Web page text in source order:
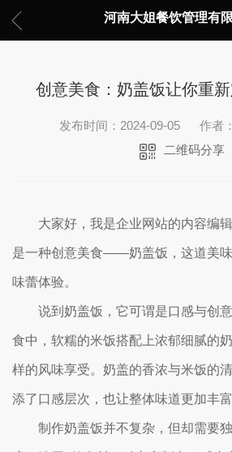
河南大姐餐饮管理有
创意美食：奶盖饭让你重
发布时间：2024-09-05 作者：
二维码分享
大家好，我是企业网站的内容编
是一种创意美食——奶盖饭，这道美
味蕾体验。
说到奶盖饭，它可谓是口感与创
食中，软糯的米饭搭配上浓郁细腻的
样的风味享受。奶盖的香浓与米饭的
添了口感层次，也让整体味道更加丰富
制作奶盖饭并不复杂，但却需要